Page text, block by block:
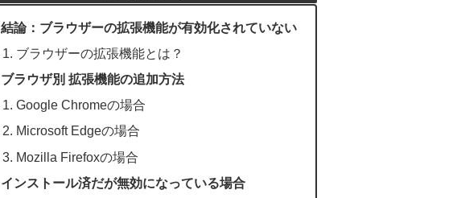
結論：ブラウザーの拡張機能が有効化されていない
ブラウザーの拡張機能とは？
ブラウザ別 拡張機能の追加方法
Google Chromeの場合
Microsoft Edgeの場合
Mozilla Firefoxの場合
インストール済だが無効になっている場合